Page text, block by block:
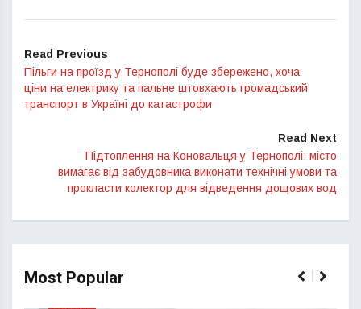
Read Previous
Пільги на проїзд у Тернополі буде збережено, хоча
ціни на електрику та пальне штовхають громадський
транспорт в Україні до катастрофи
Read Next
Підтоплення на Коновальця у Тернополі: місто
вимагає від забудовника виконати технічні умови та
прокласти колектор для відведення дощових вод
Most Popular